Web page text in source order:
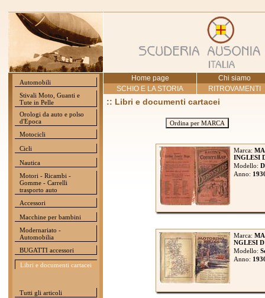
Automobili
Stivali Moto, Guanti e
Tute in Pelle
Orologi da auto e polso
d'Epoca
Motocicli
Cicli
Nautica
Motori - Ricambi -
Gomme - Carrelli
trasporto auto
Accessori
Macchine per bambini
Modernariato -
Automobilia
BUGATTI accessori
Libri e documenti cartacei
Tutti gli articoli
Home page
Chi siamo
SCHIO E LA STORIA
RITROVAMENTI
:: Libri e documenti cartacei
Ordina per MARCA
Marca:
INGLESI
Modello:
Anno:
Marca:
NGLESI
Modello:
Anno: